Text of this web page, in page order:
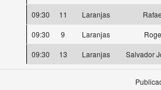
09:30
11 Laranjas
09:30
9 Laranjas
09:30
13 Laranjas Salvador